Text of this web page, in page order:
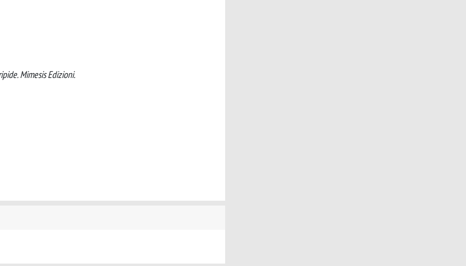
Mimesis Edizioni.